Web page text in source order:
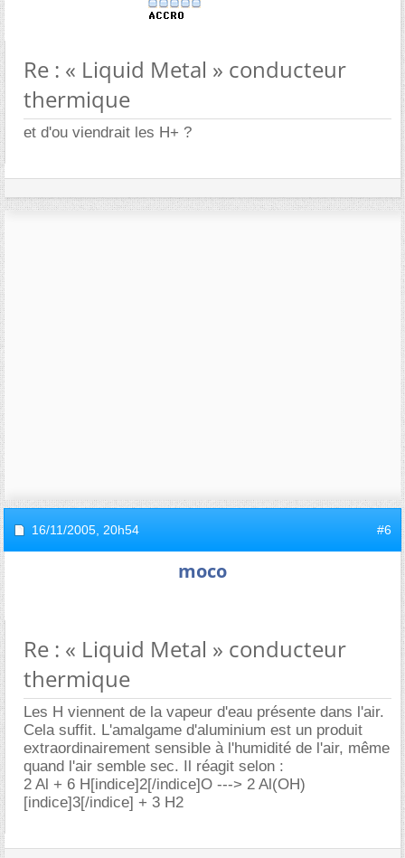
Re : « Liquid Metal » conducteur
thermique
et d'ou viendrait les H+ ?
16/11/2005, 20h54 #6
moco
Re : « Liquid Metal » conducteur
thermique
Les H viennent de la vapeur d'eau présente dans l'air.
Cela suffit. L'amalgame d'aluminium est un produit
extraordinairement sensible à l'humidité de l'air, même
quand l'air semble sec. Il réagit selon :
2 Al + 6 H[indice]2[/indice]O ---> 2 Al(OH)
[indice]3[/indice] + 3 H2